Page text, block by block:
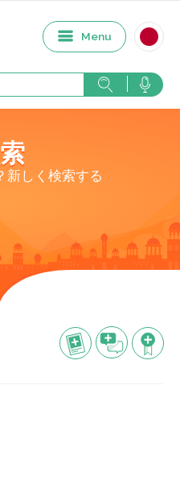
Menu
新しく検索する